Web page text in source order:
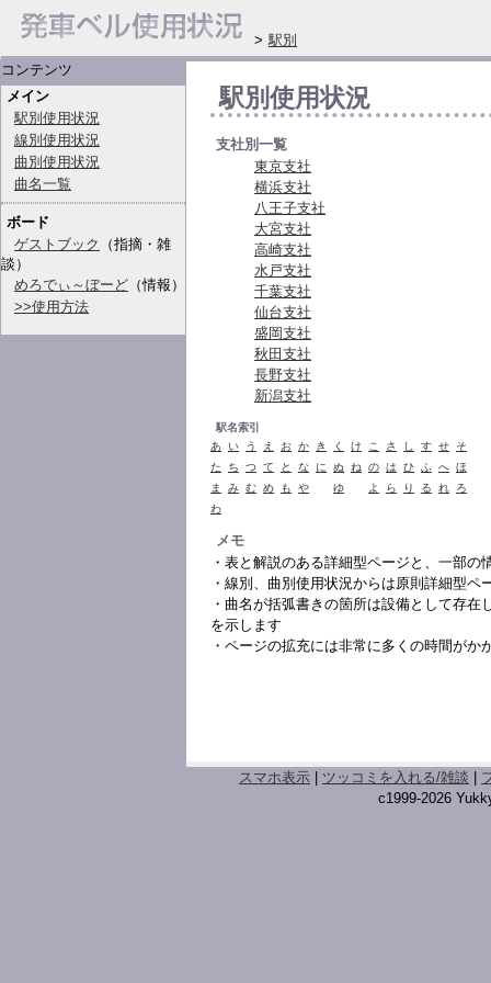
コンテンツ
メイン
駅別使用状況
線別使用状況
曲別使用状況
曲名一覧
ボード
ゲストブック
（指摘・雑
談）
めろでぃ～ぼーど （情報）
>>使用方法
駅別使用状況
支社別一覧
東京支社
横浜支社
八王子支社
大宮支社
高崎支社
水戸支社
千葉支社
仙台支社
盛岡支社
秋田支社
長野支社
新潟支社
駅名索引
あ い う え お か き く け こ さ し す せ そ
た
ち つ て と な に ぬ ね の は ひ ふ へ ほ
ま
み む め も や ゆ よ ら り る れ
ろ
わ
メモ
・表と解説のある詳細型ページと、一部
・線別、曲別使用状況からは原則詳細型ペ
・曲名が括弧書きの箇所は設備として存
を示します
・ページの拡充には非常に多くの時間が
スマホ表示 ツッコミを入れる/雑談
c1999-2026
> 駅別